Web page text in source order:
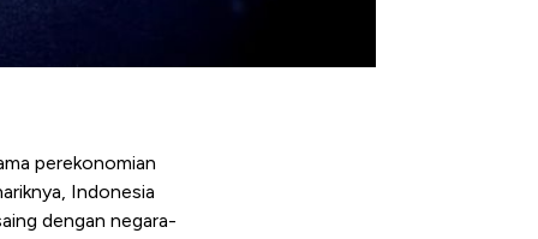
perekonomian
Indonesia
dengan negara-